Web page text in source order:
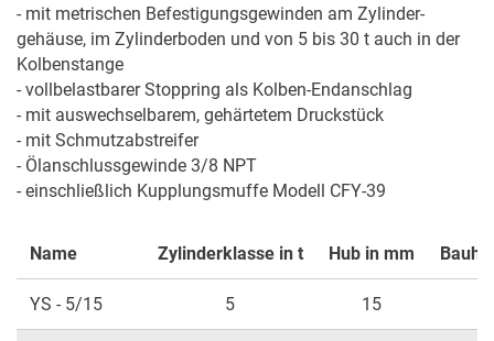
- mit metrischen Befestigungsgewinden am Zylinder­
gehäuse, im Zylinderboden und von 5 bis 30 t auch in der
Kolbenstange
- vollbelastbarer Stoppring als Kolben-Endanschlag
- mit auswechselbarem, gehärtetem Druckstück
- mit Schmutzabstreifer
- Ölanschlussgewinde 3/8 NPT
- einschließlich Kupplungsmuffe Modell CFY-39
Name Zylinderklasse in t Hub in mm
YS - 5/15 5 15